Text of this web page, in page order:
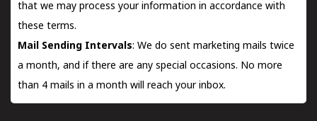
that we may process your information in accordance with
these terms.
Mail Sending Intervals: We do sent marketing mails twice
a month, and if there are any special occasions. No more
than 4 mails in a month will reach your inbox.